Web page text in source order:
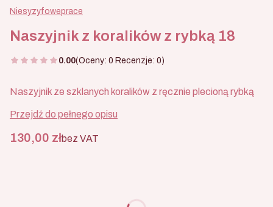
Niesyzyfoweprace
Naszyjnik z koralików z rybką 18
0.00(Oceny: 0 Recenzje: 0)
Naszyjnik ze szklanych koralików z ręcznie plecioną rybką
Przejdź do pełnego opisu
Cena
130,00 złbez VAT